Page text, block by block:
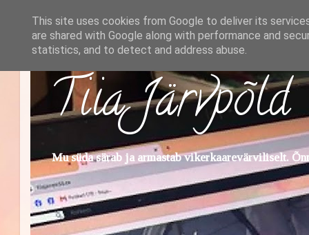
Tiia Järvpõld
Mu süda särab ja armastab vikerkaarevärviliselt.
This site uses cookies from Google to deliver its
are shared with Google along with performance and
statistics, and to detect and address abuse.